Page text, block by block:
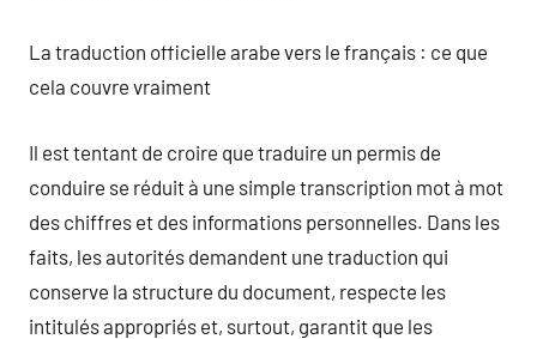
La traduction officielle arabe vers le français : ce que
cela couvre vraiment
Il est tentant de croire que traduire un permis de
conduire se réduit à une simple transcription mot à mot
des chiffres et des informations personnelles. Dans les
faits, les autorités demandent une traduction qui
conserve la structure du document, respecte les
intitulés appropriés et, surtout, garantit que les